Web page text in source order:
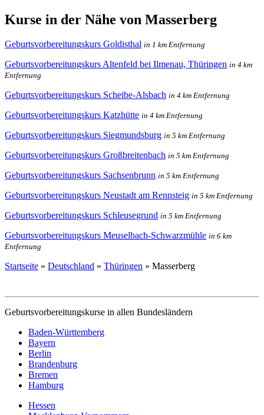
Kurse in der Nähe von Masserberg
Geburtsvorbereitungskurs Goldisthal in 1 km Entfernung
Geburtsvorbereitungskurs Altenfeld bei Ilmenau, Thüringen in 4 km
Entfernung
Geburtsvorbereitungskurs Scheibe-Alsbach in 4 km Entfernung
Geburtsvorbereitungskurs Katzhütte in 4 km Entfernung
Geburtsvorbereitungskurs Siegmundsburg in 5 km Entfernung
Geburtsvorbereitungskurs Großbreitenbach in 5 km Entfernung
Geburtsvorbereitungskurs Sachsenbrunn in 5 km Entfernung
Geburtsvorbereitungskurs Neustadt am Rennsteig in 5 km Entfernung
Geburtsvorbereitungskurs Schleusegrund in 5 km Entfernung
Geburtsvorbereitungskurs Meuselbach-Schwarzmühle in 6 km
Entfernung
Startseite » Deutschland » Thüringen » Masserberg
Geburtsvorbereitungskurse in allen Bundesländern
Baden-Württemberg
Bayern
Berlin
Brandenburg
Bremen
Hamburg
Hessen